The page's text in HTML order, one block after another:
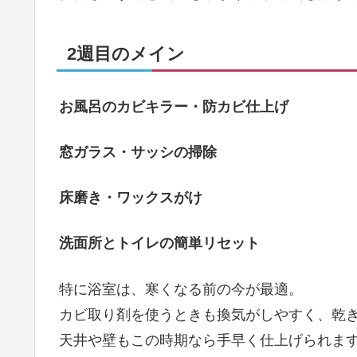
2週目のメイン
お風呂のカビキラー・防カビ仕上げ
窓ガラス・サッシの掃除
床磨き・ワックスがけ
洗面所とトイレの簡単リセット
特に浴室は、寒くなる前の今が最適。
カビ取り剤を使うときも換気がしやすく、乾
天井や壁もこの時期なら手早く仕上げられます